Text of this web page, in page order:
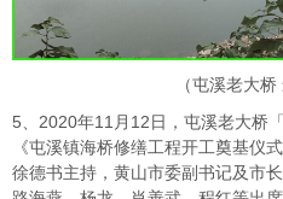
（屯溪老大桥
5、2020年11月12日，屯溪老大桥
《屯溪镇海桥修缮工程开工奠基仪
徐德书主持，黄山市委副书记及市